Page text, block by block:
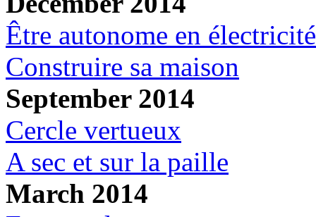
Être autonome en électricité
Construire sa maison
September 2014
Cercle vertueux
A sec et sur la paille
March 2014